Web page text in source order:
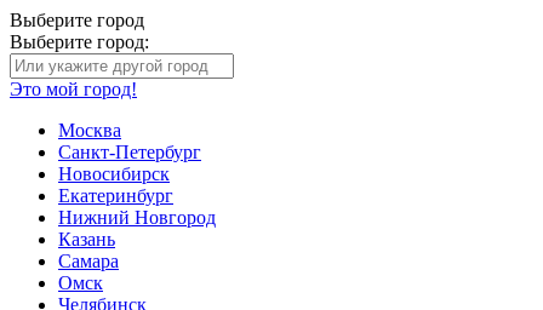
Выберите город
Выберите город:
Это мой город!
Москва
Санкт-Петербург
Новосибирск
Екатеринбург
Нижний Новгород
Казань
Самара
Омск
Челябинск